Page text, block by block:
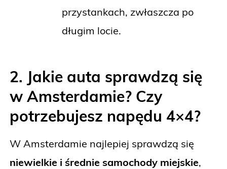
przystankach, zwłaszcza po
długim locie.
2. Jakie auta sprawdzą się
w Amsterdamie? Czy
potrzebujesz napędu 4×4?
W Amsterdamie najlepiej sprawdzą się
niewielkie i średnie samochody miejskie,